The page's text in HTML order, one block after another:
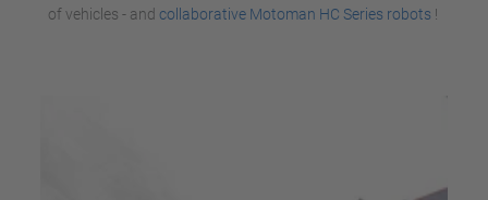
of vehicles - and collaborative Motoman HC Series robots !